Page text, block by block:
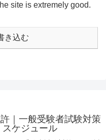
site is extremely good.
き込む
｜一般受験者試験対策
スケジュール